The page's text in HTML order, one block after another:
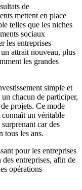
de
mettent en place
telles que les niches
sociaux
les entreprises
attrait nouveau, plus
les grandes
simple et
chacun de participer,
projets. Ce mode
connaît un véritable
car des
tous les ans.
pour les entreprises
entreprises, afin de
opérations